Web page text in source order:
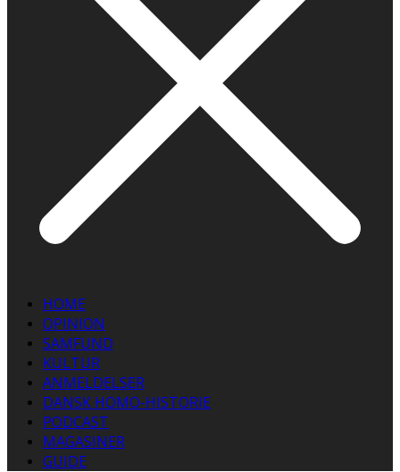
HOME
OPINION
SAMFUND
KULTUR
ANMELDELSER
DANSK HOMO-HISTORIE
PODCAST
MAGASINER
GUIDE